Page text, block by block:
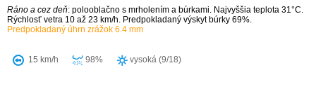
Ráno a cez deň: polooblačno s mrholením a búrkami. Najvyššia teplota 31°C.
Rýchlosť vetra 10 až 23 km/h. Predpokladaný výskyt búrky 69%.
Predpokladaný úhrn zrážok 6.4 mm
15 km/h 98% vysoká (9/18)